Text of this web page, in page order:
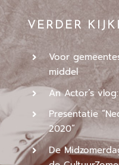
VERDER
Voor
middel
An Actor’s
Presentatie
2020”
De